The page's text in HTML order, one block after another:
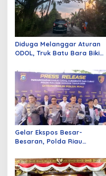
Diduga Melanggar Aturan
ODOL, Truk Batu Bara Bikin
Parah
Gelar Ekspos Besar-
Besaran, Polda Riau
Curat, Curas, dan
Curanmor